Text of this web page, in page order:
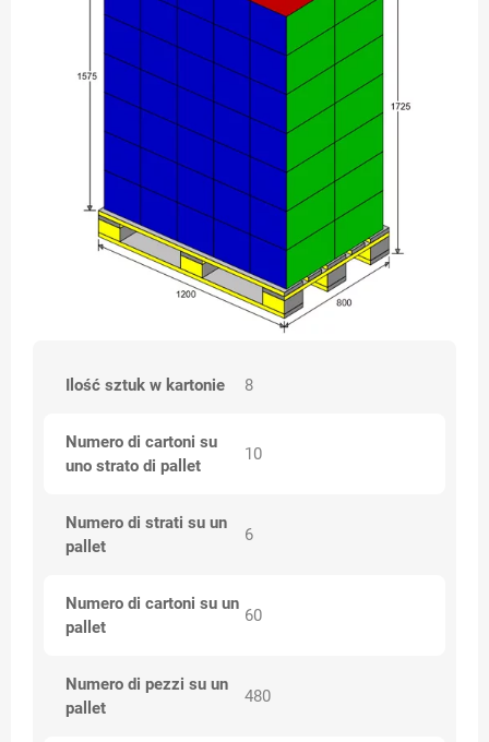
Ilość sztuk w kartonie 8
Numero di cartoni su
uno strato di pallet
10
Numero di strati su un
pallet
6
Numero di cartoni su un
pallet
60
Numero di pezzi su un
pallet
480